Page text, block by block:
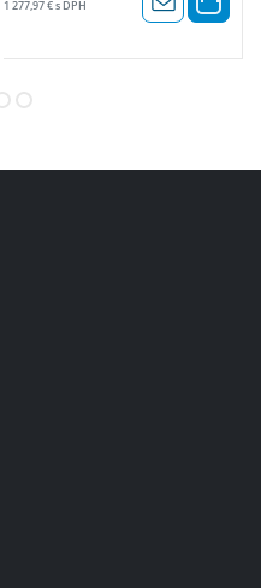
rozmery: 24 x 33 x 48 - príkon: 1465 W
1 277,97 € s DPH